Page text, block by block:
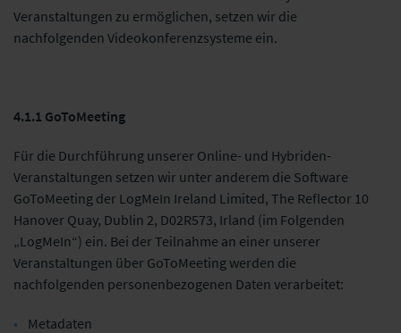
Veranstaltungen zu ermöglichen, setzen wir die
nachfolgenden Videokonferenzsysteme ein.
4.1.1 GoToMeeting
Für die Durchführung unserer Online- und Hybriden-
Veranstaltungen setzen wir unter anderem die Software
GoToMeeting der LogMeIn Ireland Limited, The Reflector 10
Hanover Quay, Dublin 2, D02R573, Irland (im Folgenden
„LogMeIn“) ein. Bei der Teilnahme an einer unserer
Veranstaltungen über GoToMeeting werden die
nachfolgenden personenbezogenen Daten verarbeitet:
Metadaten